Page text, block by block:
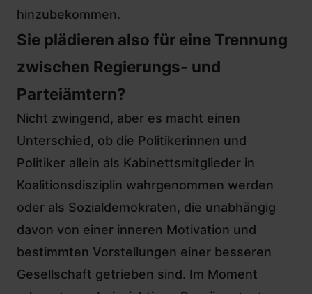
hinzubekommen.
Sie plädieren also für eine Trennung
zwischen Regierungs- und
Parteiämtern?
Nicht zwingend, aber es macht einen
Unterschied, ob die Politikerinnen und
Politiker allein als Kabinettsmitglieder in
Koalitionsdisziplin wahrgenommen werden
oder als Sozialdemokraten, die unabhängig
davon von einer inneren Motivation und
bestimmten Vorstellungen einer besseren
Gesellschaft getrieben sind. Im Moment